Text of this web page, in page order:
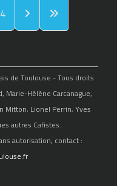
4
de Toulouse - Tous droits
Marie-Hélène Carcanague,
Mitton, Lionel Perrin, Yves
autres Cafistes.
autorisation, contact :